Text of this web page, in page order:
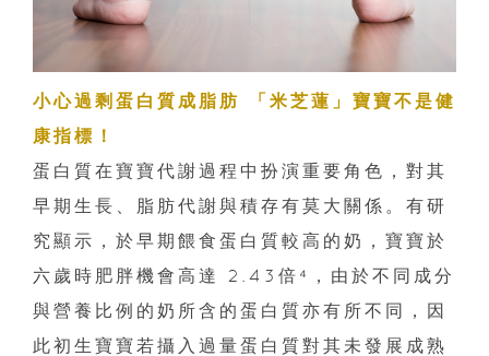
小心過剩蛋白質成脂肪 「米芝蓮」寶寶不是健
康指標！
蛋白質在寶寶代謝過程中扮演重要角色，對其
早期生長、脂肪代謝與積存有莫大關係。有研
究顯示，於早期餵食蛋白質較高的奶，寶寶於
六歲時肥胖機會高達 2.43倍⁴，由於不同成分
與營養比例的奶所含的蛋白質亦有所不同，因
此初生寶寶若攝入過量蛋白質對其未發展成熟